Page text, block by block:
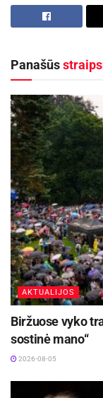
Parodoje
jos
kunigo V.
tai –
žiūrėti kaip į
dingti. Tačiau
laiką pildosi…
Panašūs
AKTUALIJOS
Biržuose vyko
sostinė mano“
2026-08-05